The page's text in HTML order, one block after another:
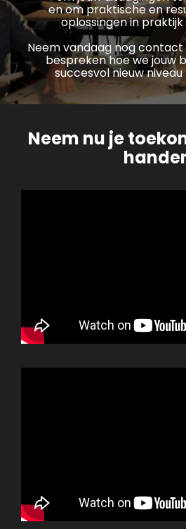
en om praktische en
oplossingen in
Neem vandaag nog
bespreken hoe we jouw
succesvol nieuw
Neem nu je